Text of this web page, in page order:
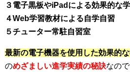
３電子黒板やiPadによる効果的な
４Web学習教材による自学自習
５チューター常駐自習室
最新の電子機器を使用した効果的
のめざましい進学実績の秘訣なので